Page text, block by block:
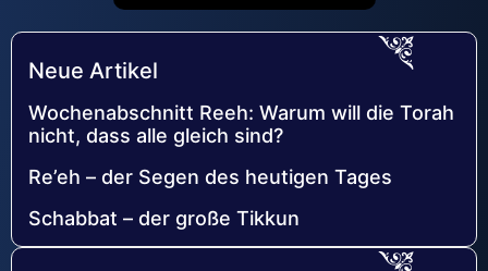
Neue Artikel
Wochenabschnitt Reeh: Warum will die Torah
nicht, dass alle gleich sind?
Re’eh – der Segen des heutigen Tages
Schabbat – der große Tikkun